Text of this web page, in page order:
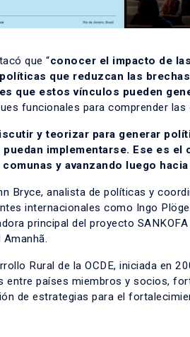
que “conocer el impacto de
que reduzcan las
que estos vínculos pueden
funcionales para comprender
y teorizar para generar
implementarse. Ese es
y avanzando luego
Bryce, analista de políticas y
internacionales como Ingo
principal del proyecto
Rural de la OCDE, iniciada en
entre países miembros y socios,
de estrategias para el